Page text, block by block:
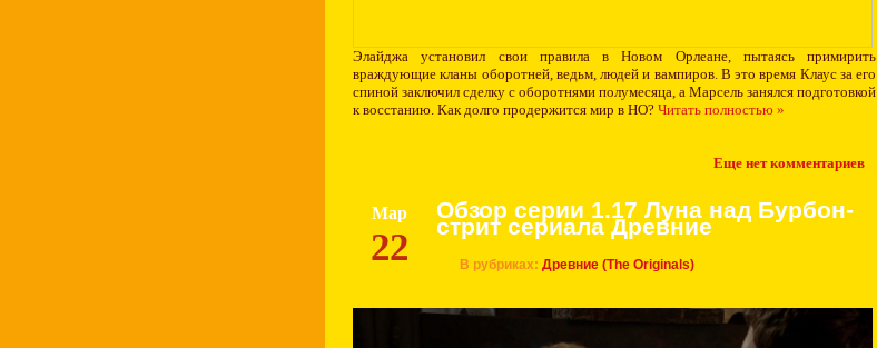
Элайджа установил свои правила в Новом Орлеане, пытаясь примирить
враждующие кланы оборотней, ведьм, людей и вампиров. В это время Клаус за его
спиной заключил сделку с оборотнями полумесяца, а Марсель занялся подготовкой
к восстанию. Как долго продержится мир в НО? Читать полностью »
Еще нет комментариев
Мар
22
Обзор серии 1.17 Луна над Бурбон-
стрит сериала Древние
В рубриках: Древние (The Originals)